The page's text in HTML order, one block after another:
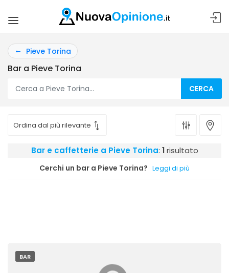
Pieve Torina
Bar a Pieve Torina
CERCA
Bar e caffetterie a Pieve Torina: 1risultato
Cerchi un bar a Pieve Torina? Leggi di più
BAR